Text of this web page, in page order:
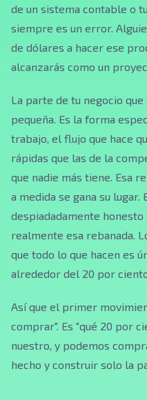
de un sistema contable o
siempre es un error.
de dólares a hacer ese
alcanzarás como un
La parte de tu negocio
pequeña. Es la forma
trabajo, el flujo que hace
rápidas que las de la
que nadie más tiene. Esa
a medida se gana su
despiadadamente
realmente esa rebanada.
que todo lo que hacen es
alrededor del 20 por
Así que el primer
comprar". Es "qué 20 por
nuestro, y podemos
hecho y construir solo la